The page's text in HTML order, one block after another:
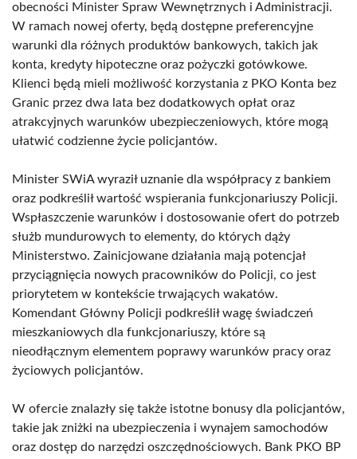
obecności Minister Spraw Wewnętrznych i Administracji.
W ramach nowej oferty, będą dostępne preferencyjne
warunki dla różnych produktów bankowych, takich jak
konta, kredyty hipoteczne oraz pożyczki gotówkowe.
Klienci będą mieli możliwość korzystania z PKO Konta bez
Granic przez dwa lata bez dodatkowych opłat oraz
atrakcyjnych warunków ubezpieczeniowych, które mogą
ułatwić codzienne życie policjantów.
Minister SWiA wyraził uznanie dla współpracy z bankiem
oraz podkreślił wartość wspierania funkcjonariuszy Policji.
Wspłaszczenie warunków i dostosowanie ofert do potrzeb
służb mundurowych to elementy, do których dąży
Ministerstwo. Zainicjowane działania mają potencjał
przyciągnięcia nowych pracowników do Policji, co jest
priorytetem w kontekście trwających wakatów.
Komendant Główny Policji podkreślił wagę świadczeń
mieszkaniowych dla funkcjonariuszy, które są
nieodłącznym elementem poprawy warunków pracy oraz
życiowych policjantów.
W ofercie znalazły się także istotne bonusy dla policjantów,
takie jak zniżki na ubezpieczenia i wynajem samochodów
oraz dostęp do narzędzi oszczędnościowych. Bank PKO BP